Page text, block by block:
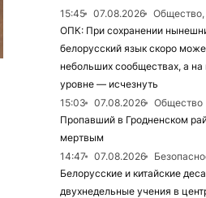
15:45 07.08.2026
Общество,
ОПК: При сохранении
белорусский язык скоро
небольших сообществах, а на
уровне — исчезнуть
15:03
07.08.2026
Общество
Пропавший в Гродненском
мертвым
14:47
07.08.2026
Белорусские и китайские
двухнедельные учения в